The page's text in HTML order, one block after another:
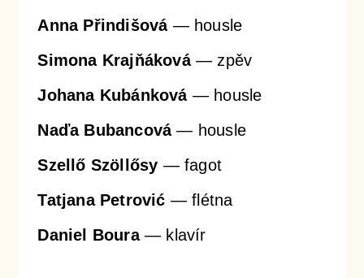
Anna Přindišová— housle
Simona Krajňáková— zpěv
Johana Kubánková— housle
Naďa Bubancová— housle
Szellő Szöllősy — fagot
Tatjana Petrović — flétna
Daniel Boura— klavír